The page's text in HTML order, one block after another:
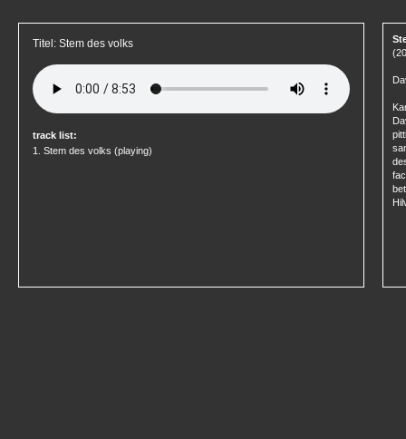
Titel: Stem des volks
track list:
1. Stem des volks (playing)